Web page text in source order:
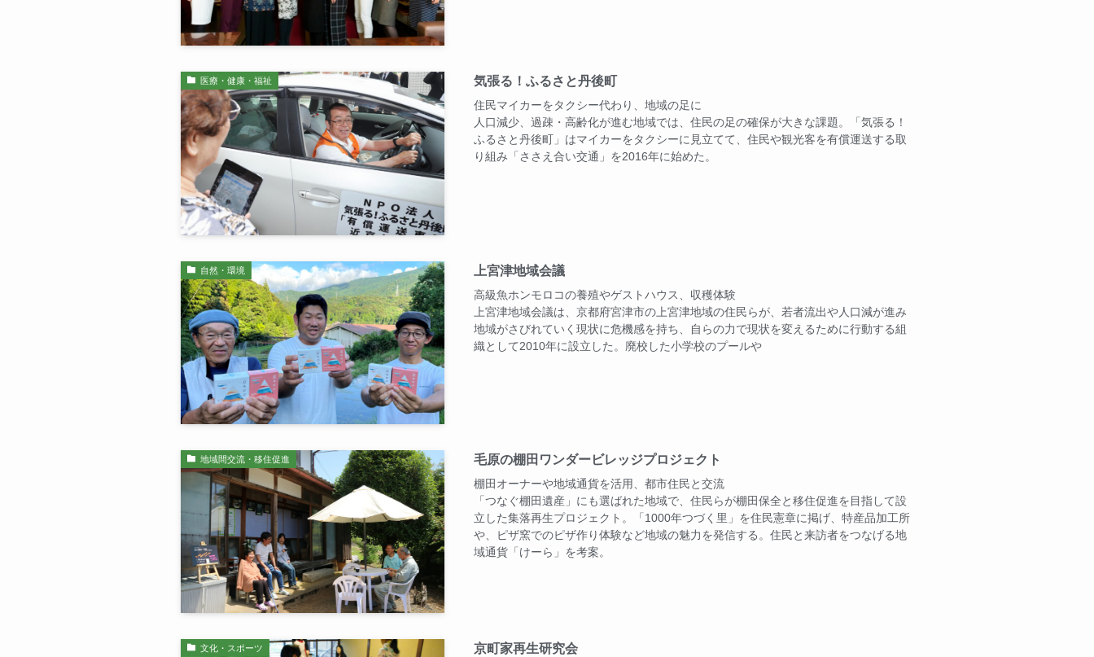
医療・健康・福祉 気張る！ふるさと丹後町
住民マイカーをタクシー代わり、地域の足に
人口減少、過疎・高齢化が進む地域では、住民の足の確保が大きな課題。「気張る！
ふるさと丹後町」はマイカーをタクシーに見立てて、住民や観光客を有償運送する取
り組み「ささえ合い交通」を2016年に始めた。
自然・環境 上宮津地域会議
高級魚ホンモロコの養殖やゲストハウス、収穫体験
上宮津地域会議は、京都府宮津市の上宮津地域の住民らが、若者流出や人口減が進み
地域がさびれていく現状に危機感を持ち、自らの力で現状を変えるために行動する組
織として2010年に設立した。廃校した小学校のプールや
地域間交流・移住促進 毛原の棚田ワンダービレッジプロジェクト
棚田オーナーや地域通貨を活用、都市住民と交流
「つなぐ棚田遺産」にも選ばれた地域で、住民らが棚田保全と移住促進を目指して設
立した集落再生プロジェクト。「1000年つづく里」を住民憲章に掲げ、特産品加工所
や、ピザ窯でのピザ作り体験など地域の魅力を発信する。住民と来訪者をつなげる地
域通貨「けーら」を考案。
文化・スポーツ 京町家再生研究会